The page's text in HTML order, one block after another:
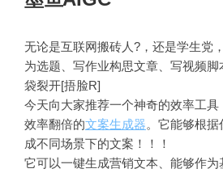
无论是互联网搬砖人?，还是学生党
为选题、写作业构思文章、写视频
袋裂开[捂脸R]
今天向大家推荐一个神奇的效率工
效率翻倍的文案生成器。它能够根
成不同场景下的文案！！！
它可以一键生成营销文本、能够作